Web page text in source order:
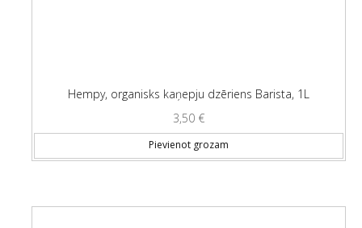
Hempy, organisks kaņepju dzēriens Barista, 1L
3,50 €
Pievienot grozam